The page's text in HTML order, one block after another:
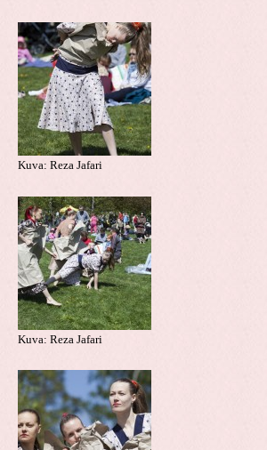
Kuva: Reza Jafari
Kuva: Reza Jafari